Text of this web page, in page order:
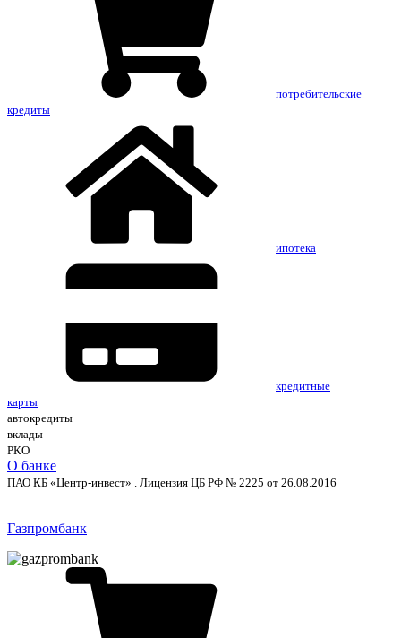
потребительские
кредиты
ипотека
кредитные
карты
автокредиты
вклады
РКО
О банке
ПАО КБ «Центр-инвест» . Лицензия ЦБ РФ № 2225 от 26.08.2016
Газпромбанк